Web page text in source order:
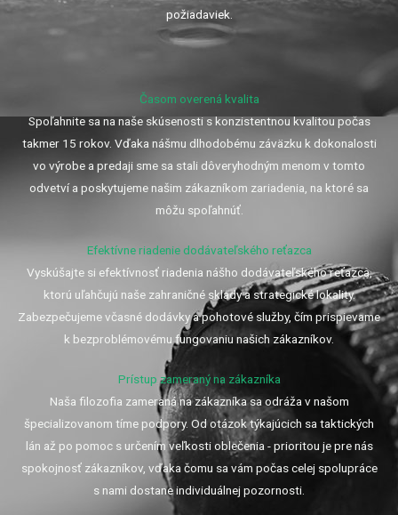
požiadaviek.
Časom overená kvalita
Spoľahnite sa na naše skúsenosti s konzistentnou kvalitou počas
takmer 15 rokov. Vďaka nášmu dlhodobému záväzku k dokonalosti
vo výrobe a predaji sme sa stali dôveryhodným menom v tomto
odvetví a poskytujeme našim zákazníkom zariadenia, na ktoré sa
môžu spoľahnúť.
Efektívne riadenie dodávateľského reťazca
Vyskúšajte si efektívnosť riadenia nášho dodávateľského reťazca,
ktorú uľahčujú naše zahraničné sklady a strategické lokality.
Zabezpečujeme včasné dodávky a pohotové služby, čím prispievame
k bezproblémovému fungovaniu našich zákazníkov.
Prístup zameraný na zákazníka
Naša filozofia zameraná na zákazníka sa odráža v našom
špecializovanom tíme podpory. Od otázok týkajúcich sa taktických
lán až po pomoc s určením veľkosti oblečenia - prioritou je pre nás
spokojnosť zákazníkov, vďaka čomu sa vám počas celej spolupráce
s nami dostane individuálnej pozornosti.